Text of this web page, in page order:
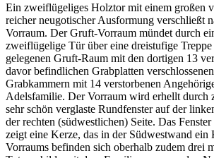
Ein zweiflügeliges Holztor mit einem großen
reicher neugotischer Ausformung verschließt
Vorraum. Der Gruft-Vorraum mündet durch
zweiflügelige Tür über eine dreistufige
gelegenen Gruft-Raum mit den dortigen 13
davor befindlichen Grabplatten
Grabkammern mit 14 verstorbenen
Adelsfamilie. Der Vorraum wird erhellt durch
sehr schön verglaste Rundfenster auf der
der rechten (südwestlichen) Seite. Das
zeigt eine Kerze, das in der Südwestwand ein
Vorraums befinden sich oberhalb zudem drei